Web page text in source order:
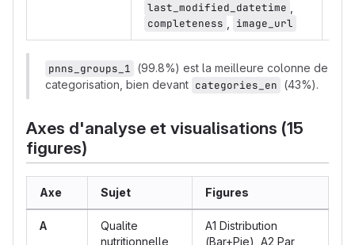
last_modified_datetime
completeness
image_url
pnns_groups_1 (99.8%) est la meilleure colonne de
categorisation, bien devant categories_en (43%).
Axes d'analyse et visualisations (15
figures)
Axe Sujet Figures
A
Qualite
nutritionnelle
A1 Distribution
(Bar+Pie), A2 Par